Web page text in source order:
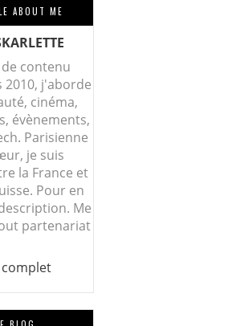
ABOUT ME
contenu
2010, j'aborde
cinéma,
évènements,
Parisienne
je suis
la France et
Pour en
Me
partenariat